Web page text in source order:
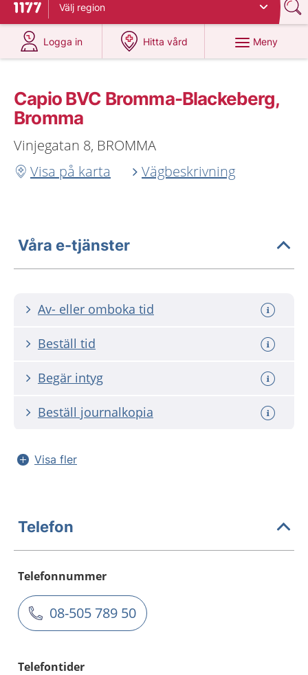
Till startsidan för 1177
Välj region
Logga in
på 1177.se
Hitta vård
på 1177.se
Meny
Capio BVC Bromma-Blackeberg,
Bromma
Vinjegatan 8, BROMMA
Visa på karta
Vägbeskrivning
Våra e-tjänster
Av- eller omboka tid
Beställ tid
Begär intyg
Beställ journalkopia
Visa fler
Telefon
Telefonnummer
08-505 789 50
Telefontider